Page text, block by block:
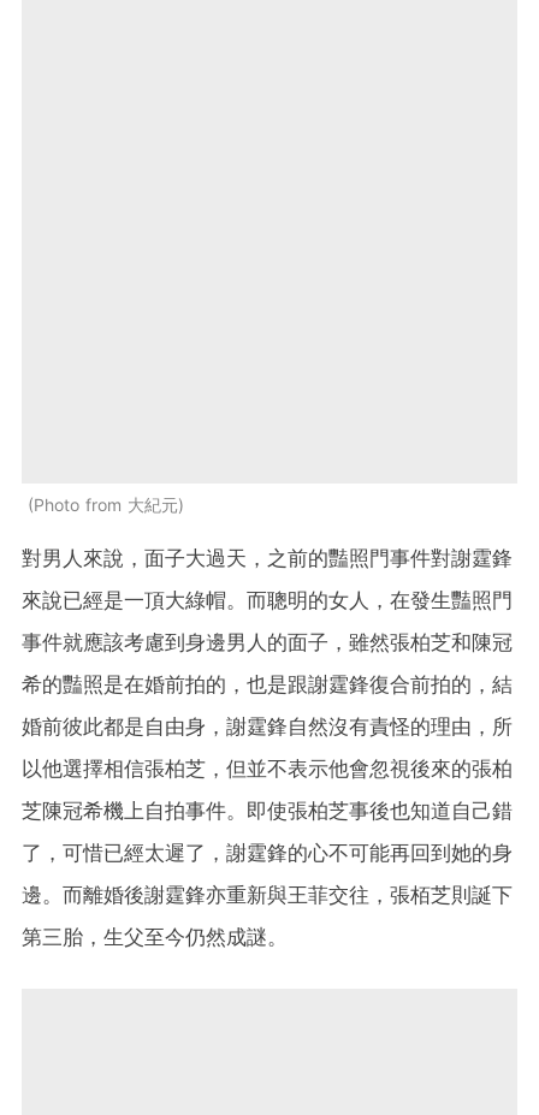
Photo from 大紀元
對男人來說，面子大過天，之前的豔照門事件對謝霆鋒
來說已經是一頂大綠帽。而聰明的女人，在發生豔照門
事件就應該考慮到身邊男人的面子，雖然張柏芝和陳冠
希的豔照是在婚前拍的，也是跟謝霆鋒復合前拍的，結
婚前彼此都是自由身，謝霆鋒自然沒有責怪的理由，所
以他選擇相信張柏芝，但並不表示他會忽視後來的張柏
芝陳冠希機上自拍事件。即使張柏芝事後也知道自己錯
了，可惜已經太遲了，謝霆鋒的心不可能再回到她的身
邊。而離婚後謝霆鋒亦重新與王菲交往，張栢芝則誕下
第三胎，生父至今仍然成謎。